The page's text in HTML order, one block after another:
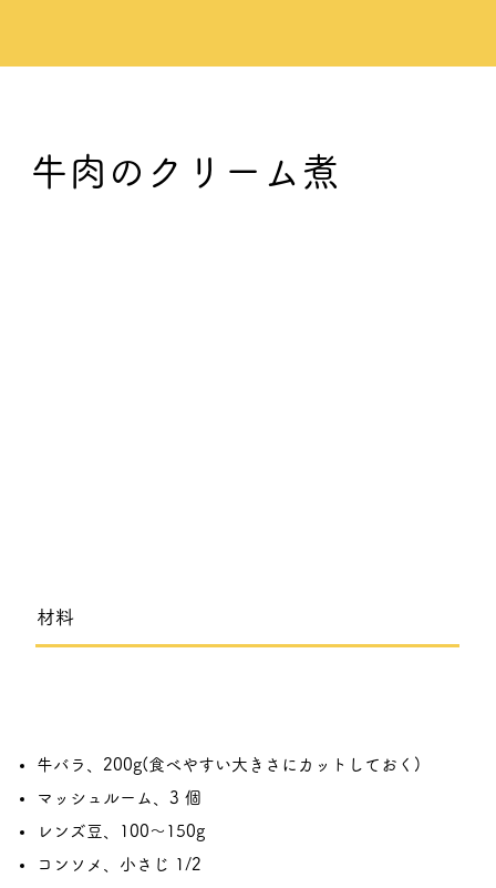
牛肉のクリーム煮
​材料
牛バラ、200g(食べやすい大きさにカットしておく)
マッシュルーム、3 個
レンズ豆、100〜150g
コンソメ、小さじ 1/2